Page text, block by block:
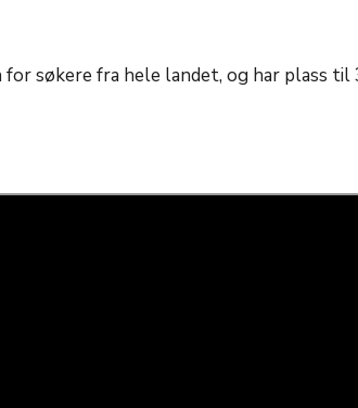
for søkere fra hele landet, og har plass